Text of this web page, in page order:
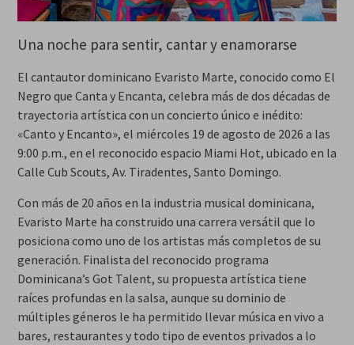
Una noche para sentir, cantar y enamorarse
El cantautor dominicano Evaristo Marte, conocido como El
Negro que Canta y Encanta, celebra más de dos décadas de
trayectoria artística con un concierto único e inédito:
«Canto y Encanto», el miércoles 19 de agosto de 2026 a las
9:00 p.m., en el reconocido espacio Miami Hot, ubicado en la
Calle Cub Scouts, Av. Tiradentes, Santo Domingo.
Con más de 20 años en la industria musical dominicana,
Evaristo Marte ha construido una carrera versátil que lo
posiciona como uno de los artistas más completos de su
generación. Finalista del reconocido programa
Dominicana’s Got Talent, su propuesta artística tiene
raíces profundas en la salsa, aunque su dominio de
múltiples géneros le ha permitido llevar música en vivo a
bares, restaurantes y todo tipo de eventos privados a lo